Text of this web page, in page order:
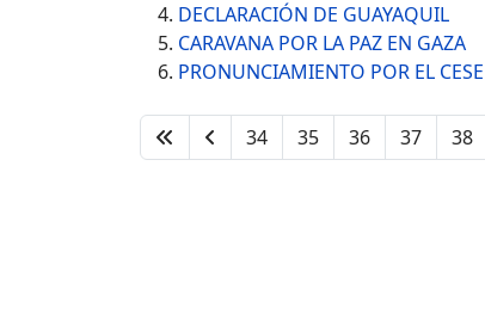
DECLARACIÓN DE GUAYAQUIL
CARAVANA POR LA PAZ EN GAZA
PRONUNCIAMIENTO POR EL
34 35 36 37 38